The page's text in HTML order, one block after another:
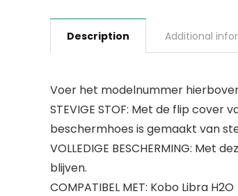
Description Additional
Voer het modelnummer
STEVIGE STOF: Met de flip
beschermhoes is gemaakt van
VOLLEDIGE BESCHERMING:
blijven.
COMPATIBEL MET: Kobo Libra H2O